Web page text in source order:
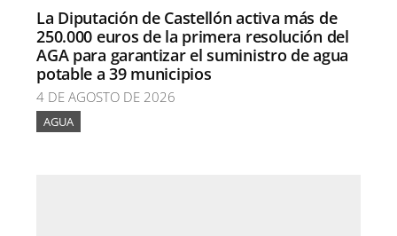
La Diputación de Castellón activa más de
250.000 euros de la primera resolución del
AGA para garantizar el suministro de agua
potable a 39 municipios
4 DE AGOSTO DE 2026
AGUA